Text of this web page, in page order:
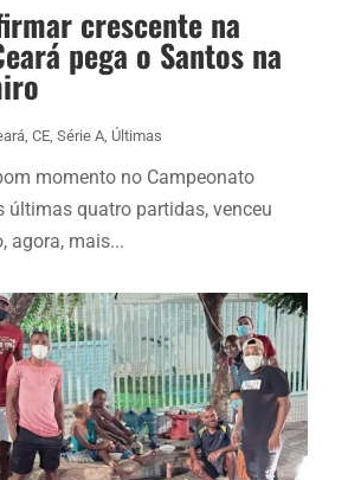
crescente na
pega o Santos na
, CE, Série A, Últimas
momento no Campeonato
últimas quatro partidas, venceu
agora, mais...